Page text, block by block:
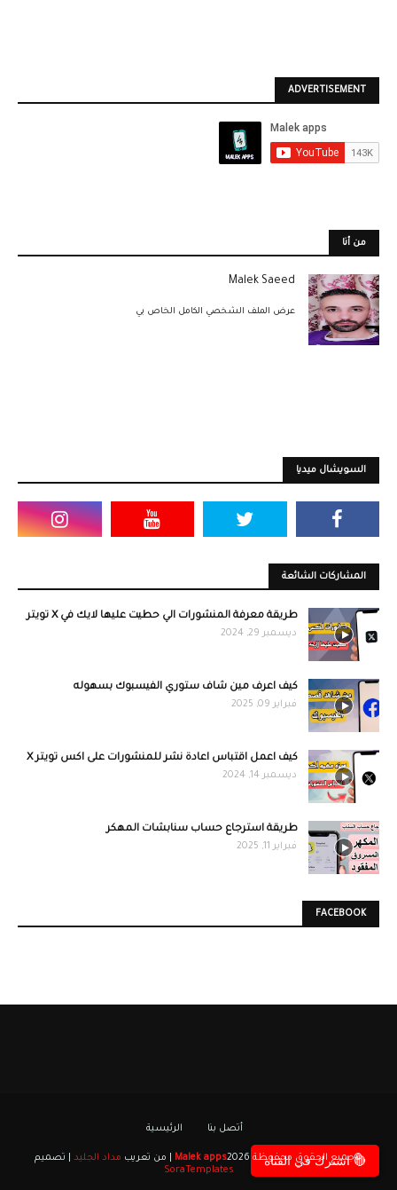
ADVERTISEMENT
من أنا
Malek Saeed
عرض الملف الشخصي الكامل الخاص بي
السويشال ميديا
المشاركات الشائعة
طريقة معرفة المنشورات الي حطيت عليها لايك في X تويتر
ديسمبر 29, 2024
كيف اعرف مين شاف ستوري الفيسبوك بسهوله
فبراير 09, 2025
كيف اعمل اقتباس اعادة نشر للمنشورات على اكس تويتر X
ديسمبر 14, 2024
طريقة استرجاع حساب سنابشات المهكر
فبراير 11, 2025
FACEBOOK
🔴 اشترك في القناة
أتصل بنا الرئيسية
©جميع الحقوق محفوظة Malek apps2026 | من تعريب مداد الجليد | تصميم
SoraTemplates